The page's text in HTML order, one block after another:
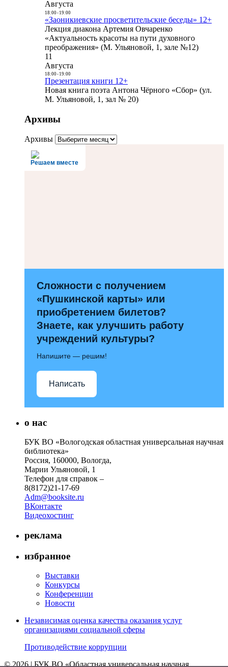
Августа
18:00- 19:00
«Заоникиевские просветительские беседы» 12+
Лекция диакона Артемия Овчаренко
«Актуальность красоты на пути духовного
преображения» (М. Ульяновой, 1, зале №12)
11
Августа
18:00- 19:00
Презентация книги 12+
Новая книга поэта Антона Чёрного «Сбор» (ул.
М. Ульяновой, 1, зал № 20)
Архивы
Архивы
Решаем вместе
Сложности с получением
«Пушкинской карты» или
приобретением билетов?
Знаете, как улучшить работу
учреждений культуры?
Напишите — решим!
Написать
о нас
БУК ВО «Вологодская областная универсальная научная
библиотека»
Россия, 160000, Вологда,
Марии Ульяновой, 1
Телефон для справок –
8(8172)21-17-69
Adm@booksite.ru
ВКонтакте
Видеохостинг
реклама
избранное
Выставки
Конкурсы
Конференции
Новости
Независимая оценка качества оказания услуг
организациями социальной сферы
Противодействие коррупции
© 2026 | БУК ВО «Областная универсальная научная